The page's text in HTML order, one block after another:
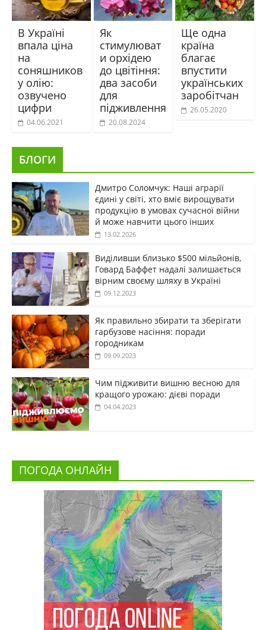
В Україні
впала ціна
на
соняшников
у олію:
озвучено
цифри
04.06.2021
Як
стимулюват
и орхідею
до цвітіння:
два засоби
для
підживлення
20.08.2024
Ще одна
країна
благає
впустити
українських
заробітчан
26.05.2020
БЛОГИ
Дмитро Соломчук: Наші аграрії
єдині у світі, хто вміє вирощувати
продукцію в умовах сучасної війни
й може навчити цього інших
13.02.2026
Виділивши близько $500 мільйонів,
Говард Баффет надалі залишається
вірним своєму шляху в Україні
09.12.2023
Як правильно збирати та зберігати
гарбузове насіння: поради
городникам
09.09.2023
Чим підживити вишню весною для
кращого урожаю: дієві поради
04.04.2023
ПОГОДА ОНЛАЙН